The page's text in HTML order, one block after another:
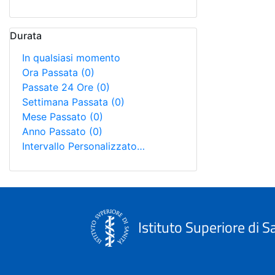
Durata
In qualsiasi momento
Ora Passata (0)
Passate 24 Ore (0)
Settimana Passata (0)
Mese Passato (0)
Anno Passato (0)
Intervallo Personalizzato…
Istituto Superiore di